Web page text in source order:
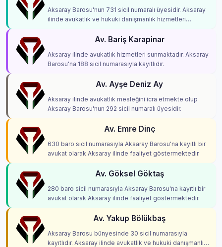
Aksaray Barosu'nun 731 sicil numaralı üyesidir. Aksaray
ilinde avukatlık ve hukuki danışmanlık hizmetleri
Av. Bariş Karapinar
Aksaray ilinde avukatlık hizmetleri sunmaktadır. Aksaray
Barosu'na 188 sicil numarasıyla kayıtlıdır.
Av. Ayşe Deniz Ay
Aksaray ilinde avukatlık mesleğini icra etmekte olup
Aksaray Barosu'nun 292 sicil numaralı üyesidir.
Av. Emre Dinç
630 baro sicil numarasıyla Aksaray Barosu'na kayıtlı bir
avukat olarak Aksaray ilinde faaliyet göstermektedir.
Av. Göksel Göktaş
280 baro sicil numarasıyla Aksaray Barosu'na kayıtlı bir
avukat olarak Aksaray ilinde faaliyet göstermektedir.
Av. Yakup Bölükbaş
Aksaray Barosu bünyesinde 30 sicil numarasıyla
kayıtlıdır. Aksaray ilinde avukatlık ve hukuki danışmanlık